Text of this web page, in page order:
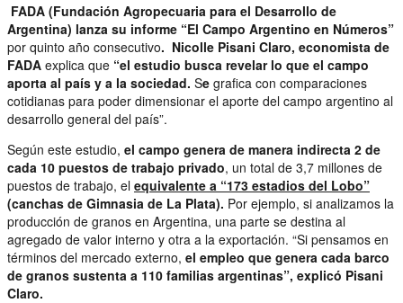
FADA (Fundación Agropecuaria para el Desarrollo de
Argentina) lanza su informe “El Campo Argentino en Números”
por quinto año consecutivo. Nicolle Pisani Claro, economista de
FADA explica que “el estudio busca revelar lo que el campo
aporta al país y a la sociedad. Se grafica con comparaciones
cotidianas para poder dimensionar el aporte del campo argentino al
desarrollo general del país”.
Según este estudio, el campo genera de manera indirecta 2 de
cada 10 puestos de trabajo privado, un total de 3,7 millones de
puestos de trabajo, el equivalente a “173 estadios del Lobo”
(canchas de Gimnasia de La Plata). Por ejemplo, si analizamos la
producción de granos en Argentina, una parte se destina al
agregado de valor interno y otra a la exportación. “Si pensamos en
términos del mercado externo, el empleo que genera cada barco
de granos sustenta a 110 familias argentinas”, explicó Pisani
Claro.